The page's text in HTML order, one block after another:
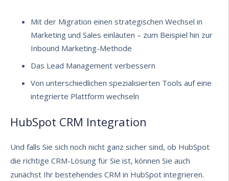
Mit der Migration einen strategischen Wechsel in
Marketing und Sales einläuten – zum Beispiel hin zur
Inbound Marketing-Methode
Das Lead Management verbessern
Von unterschiedlichen spezialisierten Tools auf eine
integrierte Plattform wechseln
HubSpot CRM Integration
Und falls Sie sich noch nicht ganz sicher sind, ob HubSpot
die richtige CRM-Lösung für Sie ist, können Sie auch
zunächst Ihr bestehendes CRM in HubSpot integrieren.